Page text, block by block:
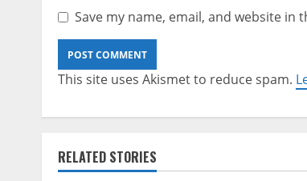
Save my name, email, and website
This site uses Akismet to reduce spam.
RELATED STORIES